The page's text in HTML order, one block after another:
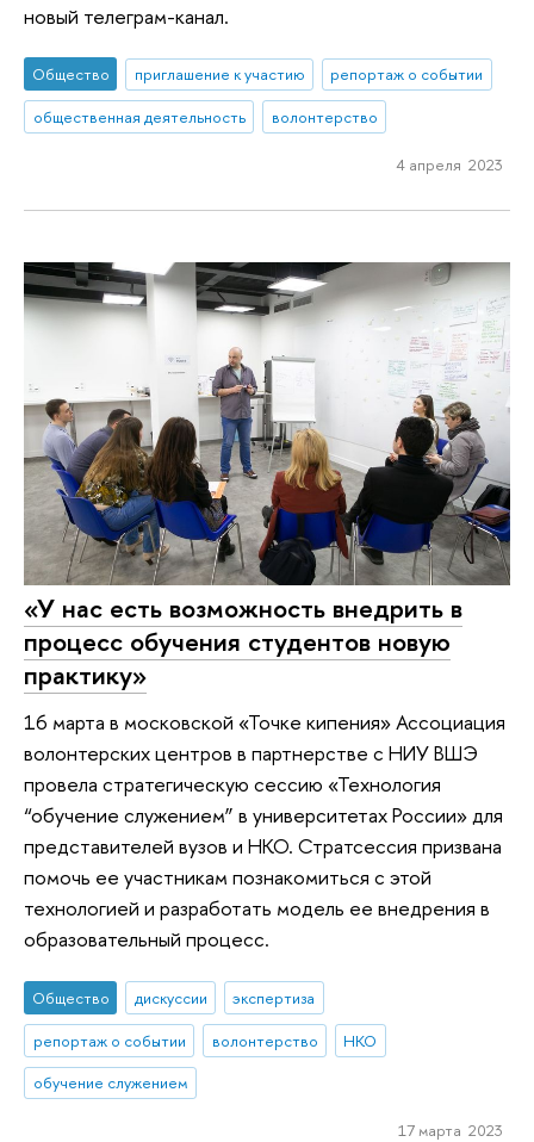
новый телеграм-канал.
Общество приглашение к участию
репортаж о событии
общественная деятельность
волонтерство
4 апреля 2023
«У нас есть возможность внедрить в
процесс обучения студентов новую
практику»
16 марта в московской «Точке кипения» Ассоциация
волонтерских центров в партнерстве с НИУ ВШЭ
провела стратегическую сессию «Технология
“обучение служением” в университетах России» для
представителей вузов и НКО. Стратсессия призвана
помочь ее участникам познакомиться с этой
технологией и разработать модель ее внедрения в
образовательный процесс.
Общество дискуссии
экспертиза
репортаж о событии
волонтерство
НКО
обучение служением
17 марта 2023